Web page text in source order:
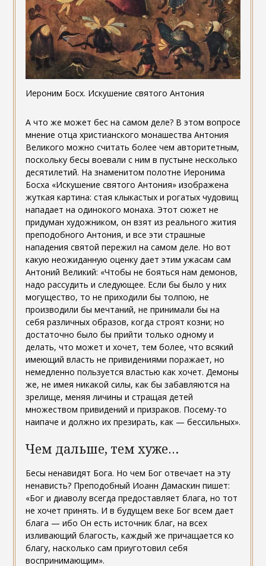
Иероним Босх. Искушение святого Антония
А что же может бес на самом деле? В этом вопросе
мнение отца христианского монашества Антония
Великого можно считать более чем авторитетным,
поскольку бесы воевали с ним в пустыне несколько
десятилетий. На знаменитом полотне Иеронима
Босха «Искушение святого Антония» изображена
жуткая картина: стая клыкастых и рогатых чудовищ
нападает на одинокого монаха. Этот сюжет не
придуман художником, он взят из реального жития
преподобного Антония, и все эти страшные
нападения святой пережил на самом деле. Но вот
какую неожиданную оценку дает этим ужасам сам
Антоний Великий: «Чтобы не бояться нам демонов,
надо рассудить и следующее. Если бы было у них
могущество, то не приходили бы толпою, не
производили бы мечтаний, не принимали бы на
себя различных образов, когда строят козни; но
достаточно было бы прийти только одному и
делать, что может и хочет, тем более, что всякий
имеющий власть не привидениями поражает, но
немедленно пользуется властью как хочет. Демоны
же, не имея никакой силы, как бы забавляются на
зрелище, меняя личины и стращая детей
множеством привидений и призраков. Посему-то
наипаче и должно их презирать, как — бессильных».
Чем дальше, тем хуже…
Бесы ненавидят Бога. Но чем Бог отвечает на эту
ненависть? Преподобный Иоанн Дамаскин пишет:
«Бог и диаволу всегда предоставляет блага, но тот
не хочет принять. И в будущем веке Бог всем дает
блага — ибо Он есть источник благ, на всех
изливающий благость, каждый же причащается ко
благу, насколько сам приуготовил себя
воспринимающим».